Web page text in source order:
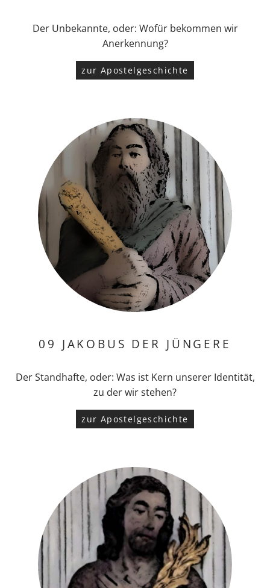
Der Unbekannte, oder: Wofür bekommen wir
Anerkennung?
zur Apostelgeschichte
09 JAKOBUS DER JÜNGERE
Der Standhafte, oder: Was ist Kern unserer Identität,
zu der wir stehen?
zur Apostelgeschichte